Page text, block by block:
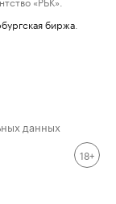
биржа
данных
18+